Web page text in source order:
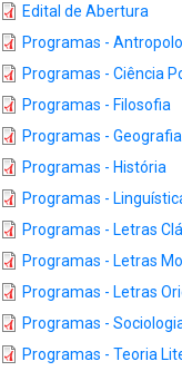
Edital de Abertura
Programas -
Programas - Ciência
Programas - Filosofia
Programas - Geografia
Programas - História
Programas -
Programas - Letras
Programas - Letras
Programas - Letras
Programas -
Programas - Teoria